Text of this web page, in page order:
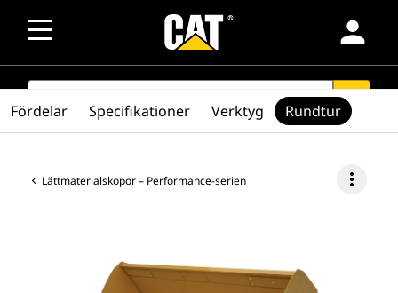
person
SEARCH search
Lättmaterialskopor – Performance-serien more_vert
Fördelar Specifikationer Verktyg Rundtur